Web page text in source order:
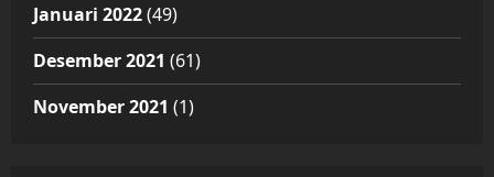
Januari 2022(49)
Desember 2021 (61)
November 2021 (1)